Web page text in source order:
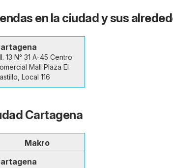
en la ciudad y sus
13 N° 31 A-45 Centro
Mall Plaza El
Local 116
Cartagena
Makro